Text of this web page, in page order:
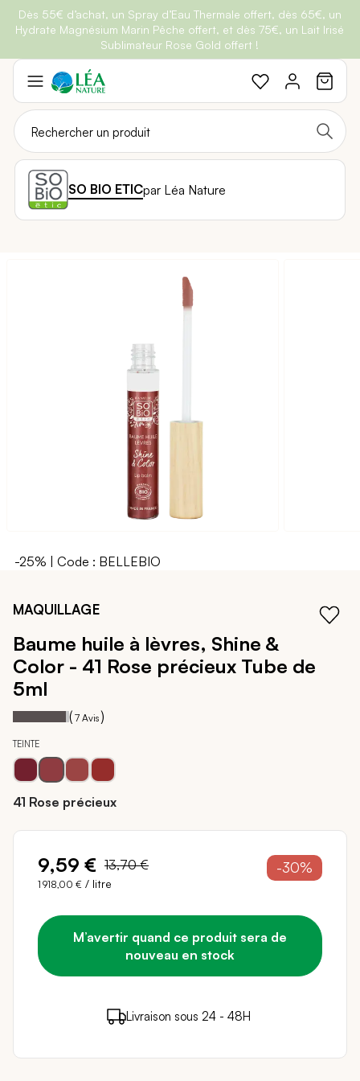
Belle semaine : Profitez de-25% + Livraison offertedès 30€
d'achat avec le codeBELLEBIO
BRADERIE :-40% sur une sélection de produits
Dès 55€ d’achat, un Spray d’Eau Thermale offert, dès 65€, un
Hydrate Magnésium Marin Pêche offert, et dès 75€, un Lait Irisé
Sublimateur Rose Gold offert !
Aller
contenu
SO BIO ETICpar Léa Nature
-25% | Code : BELLEBIO
début
Galerie
d’images
MAQUILLAGE
Baume huile à lèvres, Shine &
Color - 41 Rose précieux Tube de
5ml
Notation: 94
% of 100
( 7 Avis )
TEINTE
41 Rose précieux
9,59 € 13,70 €
1 918,00 € / litre
-30%
M’avertir quand ce produit sera de
nouveau en stock
9 points de fidélité ( 0,18 € )en achetant ce
Livraison sous 24 - 48H
Paiement sécurisé